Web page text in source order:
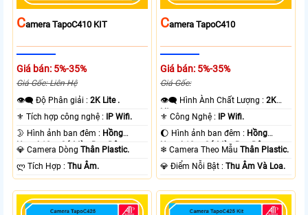
CAmera TapoC410 KIT
Giá bán: 5%-35%
Giá Gốc: Liên Hệ
👁️‍🗨 Độ Phân giải :2K Lite .
⚜️ Tích hợp công nghệ :
IP Wifi.
🌛 Hình ảnh ban đêm : Hồng
Ngoại 10m Có Màu Ban Ðêm.
💎 Camera DòngThân Plastic.
️ლ Tích Hợp :Thu Âm.
CAmera TapoC410
Giá bán: 5%-35%
Giá Gốc:
👁️‍🗨 Hình Ành Chất Lượng :2K
Lite .
⚜️ Công Nghệ :
IP Wifi.
🌔 Hình ảnh ban đêm : Hồng
Ngoại 10m Có Màu Ban Ðêm.
❄ Camera Theo MẫuThân Plastic.
️💎 Điểm Nỗi Bật :Thu Âm Và Loa.